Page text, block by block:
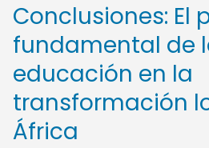
Conclusiones: El
fundamental de
educación en la
transformación
África